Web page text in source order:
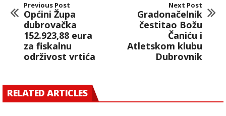
Previous Post
Općini Župa
dubrovačka
152.923,88 eura
za fiskalnu
održivost vrtića
Next Post
Gradonačelnik
čestitao Božu
Čaniću i
Atletskom klubu
Dubrovnik
RELATED ARTICLES